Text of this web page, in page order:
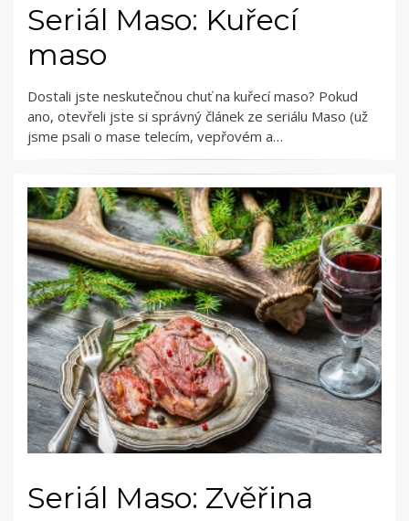
Seriál Maso: Kuřecí
maso
Dostali jste neskutečnou chuť na kuřecí maso? Pokud
ano, otevřeli jste si správný článek ze seriálu Maso (už
jsme psali o mase telecím, vepřovém a…
Seriál Maso: Zvěřina